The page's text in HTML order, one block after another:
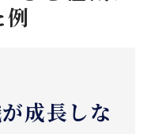
例
成長しな